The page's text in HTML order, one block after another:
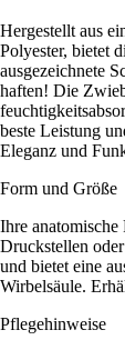
Hergestellt aus
Polyester, bietet
ausgezeichnete
haften! Die
beste Leistung
Eleganz und
Form und Größe
Ihre
Druckstellen
und bietet eine
Wirbelsäule.
Pflegehinweise